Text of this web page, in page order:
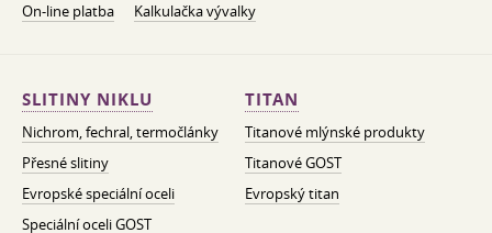
On-line platba
Kalkulačka vývalky
SLITINY NIKLU
Nichrom, fechral, termočlánky
Přesné slitiny
Evropské speciální oceli
Speciální oceli GOST
TITAN
Titanové mlýnské produkty
Titanové GOST
Evropský titan